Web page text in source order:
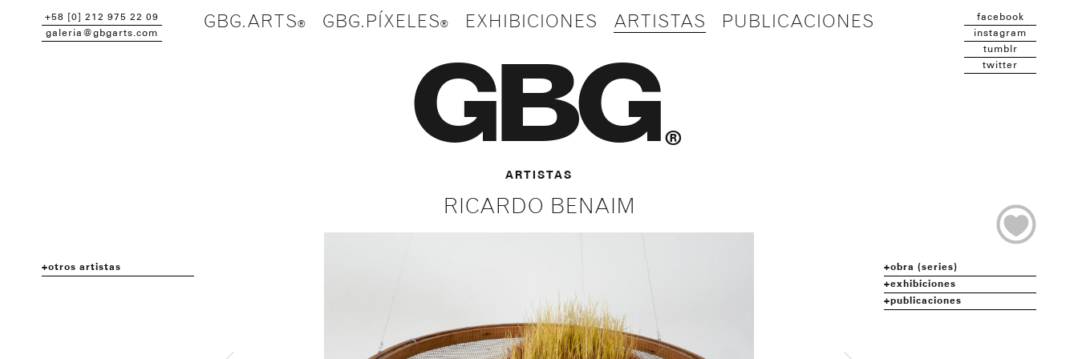
+58 [0] 212 975 22 09
galeria@gbgarts.com
GBG.ARTS GBG.PÍXELES EXHIBICIONES ARTISTAS PUBLICACIONES
facebook
instagram
tumblr
twitter
GBG ®
obra (series)
exhibiciones
publicaciones
otros artistas
ARTISTAS
RICARDO BENAIM